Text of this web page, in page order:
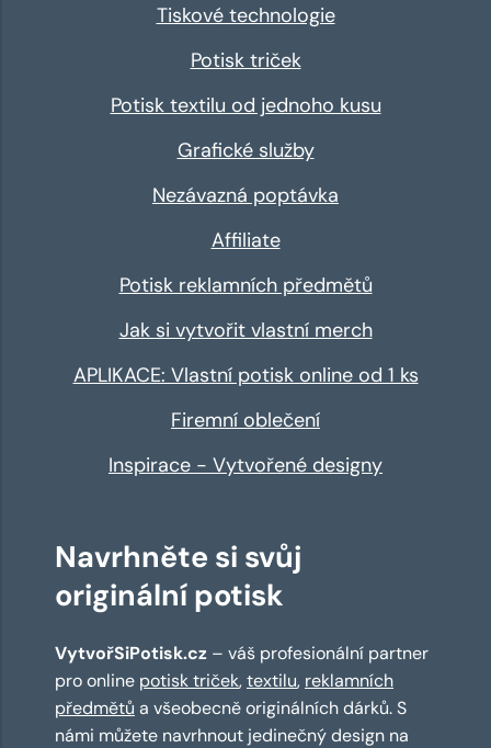
Tiskové technologie
Potisk triček
Potisk textilu od jednoho kusu
Grafické služby
Nezávazná poptávka
Affiliate
Potisk reklamních předmětů
Jak si vytvořit vlastní merch
APLIKACE: Vlastní potisk online od 1 ks
Firemní oblečení
Inspirace - Vytvořené designy
Navrhněte si svůj
originální potisk
VytvořSiPotisk.cz – váš profesionální partner
pro online potisk triček,textilu, reklamních
předmětů a všeobecně originálních dárků. S
námi můžete navrhnout jedinečný design na